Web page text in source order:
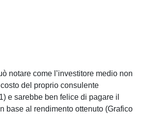
notare come l’investitore medio non
del proprio consulente
e sarebbe ben felice di pagare il
base al rendimento ottenuto (Grafico